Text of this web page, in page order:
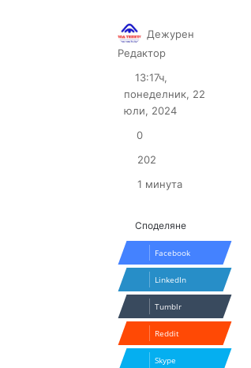
Дежурен
Редактор
13:17ч,
понеделник, 22
юли, 2024
0
202
1 минута
Споделяне
Facebook
LinkedIn
Tumblr
Reddit
Skype